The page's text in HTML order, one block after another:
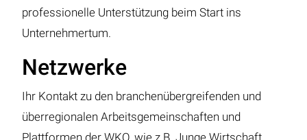
professionelle Unterstützung beim Start ins
Unternehmertum.
Netzwerke
Ihr Kontakt zu den branchenübergreifenden und
überregionalen Arbeitsgemeinschaften und